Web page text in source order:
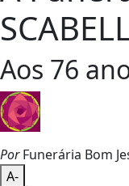
Aos 76
PorFunerária Bom
A-